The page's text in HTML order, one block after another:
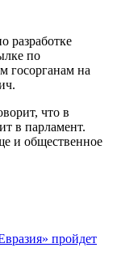
разработке
по
госорганам на
что в
в парламент.
и общественное
пройдет